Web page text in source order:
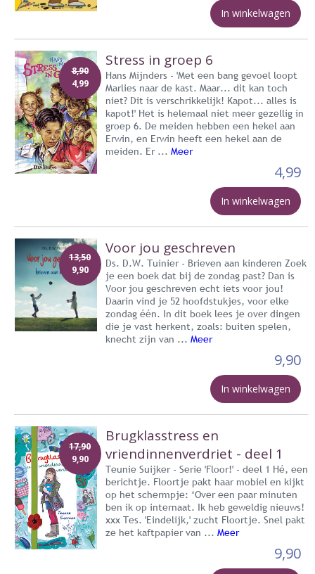
In winkelwagen
8,90
4,99
Stress in groep 6
Hans Mijnders - 'Met een bang gevoel loopt
Marlies naar de kast. Maar... dit kan toch
niet? Dit is verschrikkelijk! Kapot... alles is
kapot!' Het is helemaal niet meer gezellig in
groep 6. De meiden hebben een hekel aan
Erwin, en Erwin heeft een hekel aan de
meiden. Er ... Meer
4,99
In winkelwagen
13,50
9,90
Voor jou geschreven
Ds. D.W. Tuinier - Brieven aan kinderen Zoek
je een boek dat bij de zondag past? Dan is
Voor jou geschreven echt iets voor jou!
Daarin vind je 52 hoofdstukjes, voor elke
zondag één. In dit boek lees je over dingen
die je vast herkent, zoals: buiten spelen,
knecht zijn van ... Meer
9,90
In winkelwagen
17,90
9,90
Brugklasstress en
vriendinnenverdriet - deel 1
Teunie Suijker - Serie 'Floor!' - deel 1 Hé, een
berichtje. Floortje pakt haar mobiel en kijkt
op het schermpje: ‘Over een paar minuten
ben ik op internaat. Ik heb geweldig nieuws!
xxx Tes. 'Eindelijk,' zucht Floortje. Snel pakt
ze het kaftpapier van ... Meer
9,90